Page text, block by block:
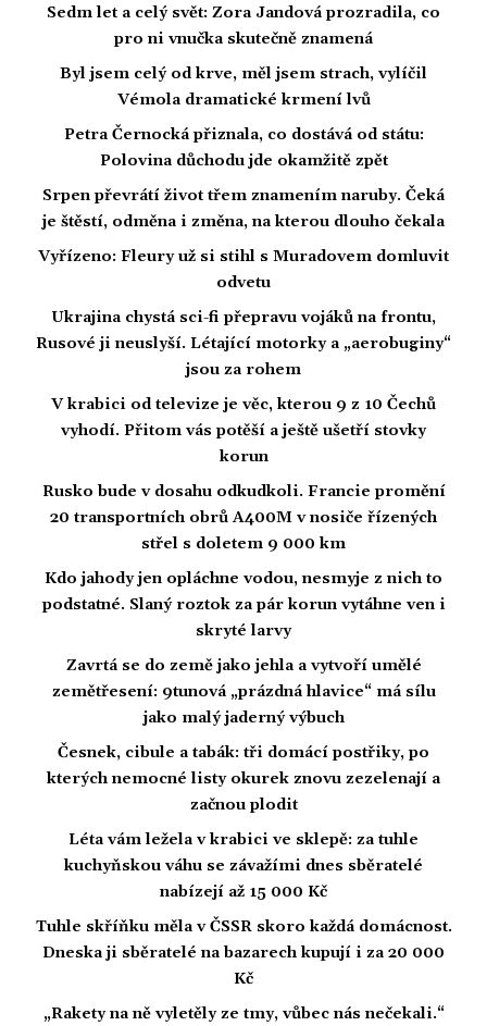
Sedm let a celý svět: Zora Jandová prozradila, co
pro ni vnučka skutečně znamená
Byl jsem celý od krve, měl jsem strach, vylíčil
Vémola dramatické krmení lvů
Petra Černocká přiznala, co dostává od státu:
Polovina důchodu jde okamžitě zpět
Srpen převrátí život třem znamením naruby. Čeká
je štěstí, odměna i změna, na kterou dlouho čekala
Vyřízeno: Fleury už si stihl s Muradovem domluvit
odvetu
Ukrajina chystá sci-fi přepravu vojáků na frontu,
Rusové ji neuslyší. Létající motorky a „aerobuginy“
jsou za rohem
V krabici od televize je věc, kterou 9 z 10 Čechů
vyhodí. Přitom vás potěší a ještě ušetří stovky
korun
Rusko bude v dosahu odkudkoli. Francie promění
20 transportních obrů A400M v nosiče řízených
střel s doletem 9 000 km
Kdo jahody jen opláchne vodou, nesmyje z nich to
podstatné. Slaný roztok za pár korun vytáhne ven i
skryté larvy
Zavrtá se do země jako jehla a vytvoří umělé
zemětřesení: 9tunová „prázdná hlavice“ má sílu
jako malý jaderný výbuch
Česnek, cibule a tabák: tři domácí postřiky, po
kterých nemocné listy okurek znovu zezelenají a
začnou plodit
Léta vám ležela v krabici ve sklepě: za tuhle
kuchyňskou váhu se závažími dnes sběratelé
nabízejí až 15 000 Kč
Tuhle skříňku měla v ČSSR skoro každá domácnost.
Dneska ji sběratelé na bazarech kupují i za 20 000
Kč
„Rakety na ně vyletěly ze tmy, vůbec nás nečekali.“